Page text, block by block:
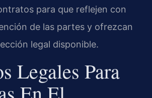
para que reflejen con
de las partes y ofrezcan
legal disponible.
Legales Para